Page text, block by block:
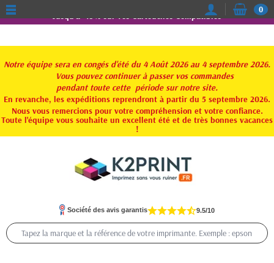
Jusqu'à -15% sur vos Cartouches Compatibles
Notre équipe sera en congés d'été du 4 Août 2026 au 4 septembre 2026.
Vous pouvez continuer à passer vos commandes
pendant toute cette période sur notre site.
En revanche, les expéditions reprendront à partir du 5 septembre 2026.
Nous vous remercions pour votre compréhension et votre confiance.
Toute l'équipe vous souhaite un excellent été et de très bonnes vacances
!
0
Société des avis garantis 9.5/10